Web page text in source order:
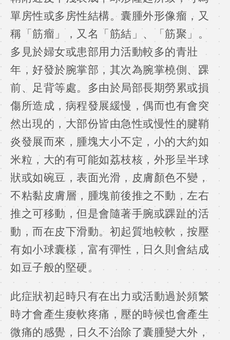
單房性或多房性結構。囊腫外形像瘤，又
稱「筋瘤」，又名「筋結」、「筋聚」。
多見於婦女或患部用力活動較多的青壯
年，好發於腕掌部，其次為腕掌橈側、踝
前、足背等處。多由於局部長期勞累或損
傷所造成，病程發展緩慢，偶而也有會突
然出現的，大部份皆由急性或慢性的腱鞘
炎發展而來，腫塊大小不定，小的大約如
米粒，大的有可能如荔枝核，外形呈半球
狀或如碗豆，表面光滑，皮膚顏色不變，
不粘黏皮膚層，腫塊前後推之不動，左右
推之可移動，但是會隨著手腕或踝趾的活
動，而在皮下滑動。初起質地較軟，按壓
有如小球囊樣，富有彈性，日久則會結成
如豆子般的堅硬。
此症狀初起時只有在出力或活動過於頻繁
時才會產生痠軟疼痛，壓的時候也會產生
微痛的感覺，日久不治除了囊腫變大外，